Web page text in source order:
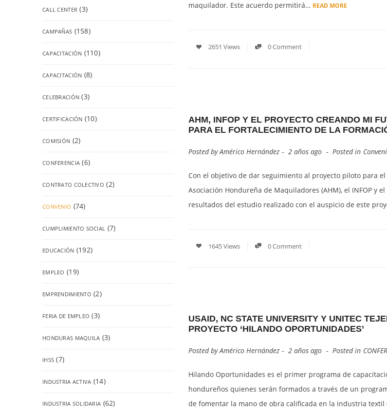
CALL CENTER (3)
CAMPAÑAS (158)
CAPACITACIÓN (110)
CAPACITACIÓN (8)
CELEBRACIÓN (3)
CERTIFICACIÓN (10)
COMISIÓN (2)
CONFERENCIA (6)
CONTRATO COLECTIVO (2)
CONVENIO (74)
CUMPLIMIENTO SOCIAL (7)
EDUCACIÓN (192)
EMPLEO (19)
EMPRENDIMIENTO (2)
FERIA DE EMPLEO (3)
HONDURAS MAQUILA (3)
IHSS (7)
INDUSTRIA ACTIVA (14)
INDUSTRIA SOLIDARIA (62)
maquilador. Este acuerdo permitirá… READ MORE
2651 Views 0 Comment
AHM, INFOP Y EL PROYECTO CREANDO MI
PARA EL FORTALECIMIENTO DE LA
Posted byAmérico Hernández 2 años ago Posted in
Con el objetivo de dar seguimiento al proyecto piloto para
Asociación Hondureña de Maquiladores (AHM), el INFOP y
resultados del estudio realizado con el auspicio de este
1645 Views 0 Comment
USAID, NC STATE UNIVERSITY Y UNITEC
PROYECTO ‘HILANDO OPORTUNIDADES’
Posted byAmérico Hernández 2 años ago Posted in
Hilando Oportunidades es el primer programa de
hondureños quienes serán formados a través de un
de fomentar la mano de obra calificada en la industria